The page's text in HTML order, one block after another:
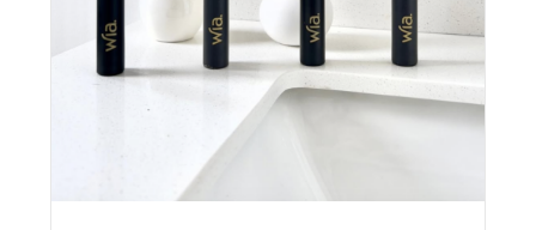
Votre panier est vide.
Retour à la boutique